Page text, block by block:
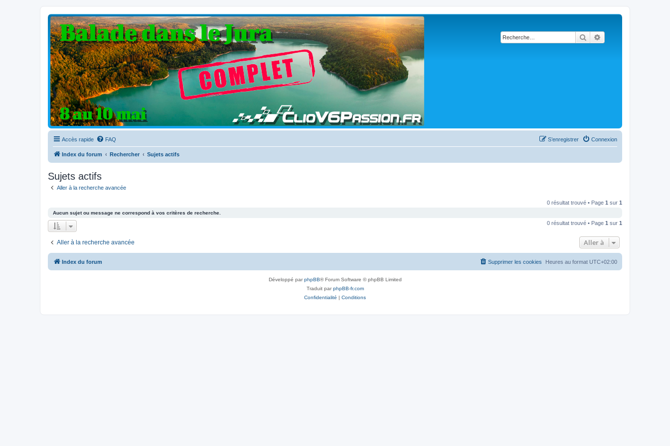
Rechercher
Clio V6 Passion
Le site français des passionnés de Clio V6
Accès rapide FAQ Connexion
S’enregistrer
Index du forum Rechercher Sujets actifs
Sujets actifs
Aller à la recherche avancée
0 résultat trouvé • Page 1 sur 1
Aucun sujet ou message ne correspond à vos critères de recherche.
0 résultat trouvé • Page 1 sur 1
Aller à la recherche avancée Aller à
Index du forum Heures au format UTC+02:00
Supprimer les cookies
Développé parphpBB® Forum Software © phpBB Limited
Traduit parphpBB-fr.com
Confidentialité | Conditions